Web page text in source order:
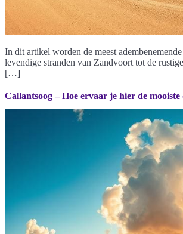
In dit artikel worden de meest
levendige stranden van Zandvoort tot de
[…]
Callantsoog – Hoe ervaar je hier de mooiste